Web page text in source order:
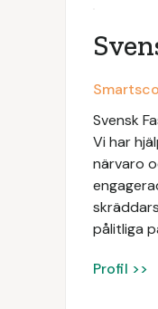
Svensk
Vi har
närvaro
pålitliga
Profil >>